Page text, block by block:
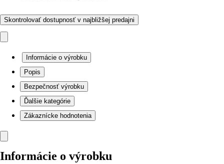
Skontrolovať dostupnosť v najbližšej predajni
Informácie o výrobku
Popis
Bezpečnosť výrobku
Ďalšie kategórie
Zákaznícke hodnotenia
Informácie o výrobku